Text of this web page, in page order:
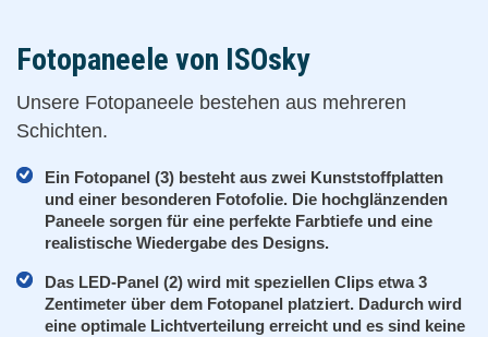
Fotopaneele von ISOsky
Unsere Fotopaneele bestehen aus mehreren
Schichten.
Ein Fotopanel (3) besteht aus zwei Kunststoffplatten
und einer besonderen Fotofolie. Die hochglänzenden
Paneele sorgen für eine perfekte Farbtiefe und eine
realistische Wiedergabe des Designs.
Das LED-Panel (2) wird mit speziellen Clips etwa 3
Zentimeter über dem Fotopanel platziert. Dadurch wird
eine optimale Lichtverteilung erreicht und es sind keine